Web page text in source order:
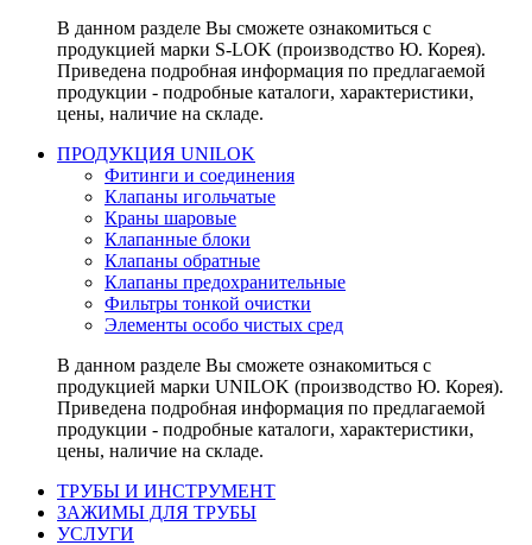
В данном разделе Вы сможете ознакомиться с
продукцией марки S-LOK (производство Ю. Корея).
Приведена подробная информация по предлагаемой
продукции - подробные каталоги, характеристики,
цены, наличие на складе.
ПРОДУКЦИЯ UNILOK
Фитинги и соединения
Клапаны игольчатые
Краны шаровые
Клапанные блоки
Клапаны обратные
Клапаны предохранительные
Фильтры тонкой очистки
Элементы особо чистых сред
В данном разделе Вы сможете ознакомиться с
продукцией марки UNILOK (производство Ю. Корея).
Приведена подробная информация по предлагаемой
продукции - подробные каталоги, характеристики,
цены, наличие на складе.
ТРУБЫ И ИНСТРУМЕНТ
ЗАЖИМЫ ДЛЯ ТРУБЫ
УСЛУГИ